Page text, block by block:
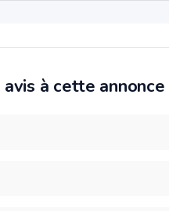
avis à cette annonce